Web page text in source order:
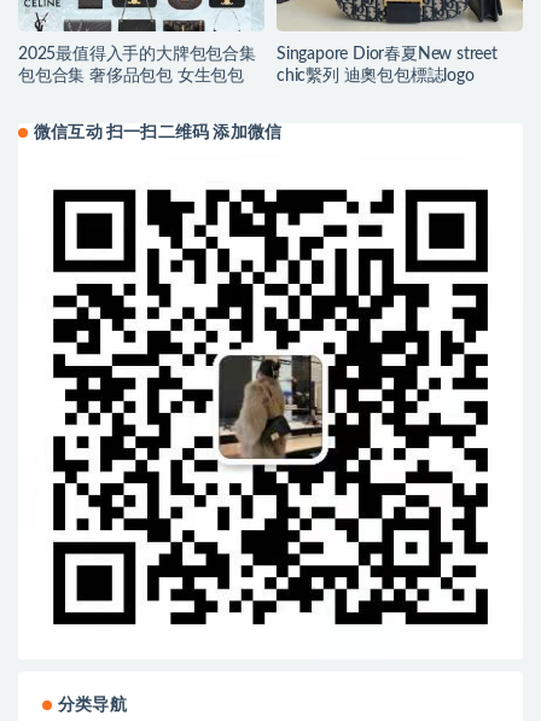
2025最值得入手的大牌包包合集
包包合集 奢侈品包包 女生包包
Singapore Dior春夏New street
chic繫列 迪奧包包標誌logo
微信互动 扫一扫二维码 添加微信
分类导航